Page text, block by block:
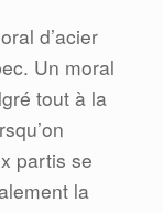
d’acier
Un moral
tout à la
partis se
la